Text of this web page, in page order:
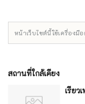
หน้าเว็บไซต์นี้ใช้เครื่อง
สถานที่ใกล้เคียง
เรียว